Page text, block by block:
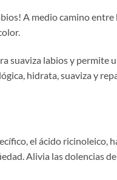
A medio camino
suaviza labios y
hidrata, suaviza y
el ácido ricinoleico,
Alivia las dolencias